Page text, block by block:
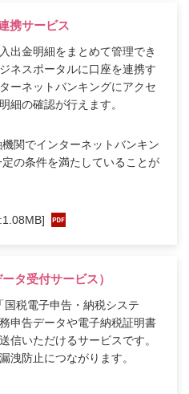
携サービス
出金明細をまとめて管理でき
ネスポータルに口座を連携す
ーネットバンキングにアクセ
細の確認が行えます。
関でインターネットバンキン
の条件を満たしていることが
タ受付サービス）
税電子申告・納税システ
申告データや電子納税証明書
信いただけるサービスです。
洩防止につながります。